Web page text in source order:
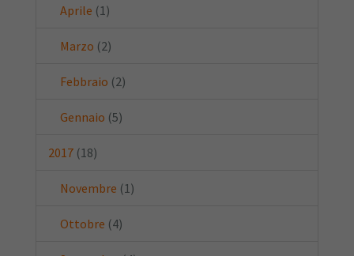
Aprile (1)
Marzo (2)
Febbraio (2)
Gennaio (5)
2017 (18)
Novembre (1)
Ottobre (4)